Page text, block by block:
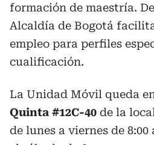
formación de maestría.
Alcaldía de Bogotá
empleo para perfiles
cualificación.
La Unidad Móvil queda
Quinta #12C-40 de la
de lunes a viernes de 8:00